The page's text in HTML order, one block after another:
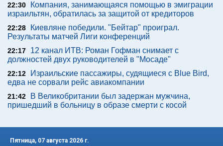
22:30
Компания, занимающаяся помощью в эмиграции
израильтян, обратилась за защитой от кредиторов
22:28
Киевляне победили. "Бейтар" проиграл.
Результаты матчей Лиги конференций
22:17
12 канал ИТВ: Роман Гофман снимает с
должностей двух руководителей в "Мосаде"
22:12
Израильские пассажиры, судящиеся с Blue Bird,
едва не сорвали рейс авиакомпании
21:42
В Великобритании был задержан мужчина,
пришедший в больницу в образе смерти с косой
Пятница, 07 августа 2026 г.